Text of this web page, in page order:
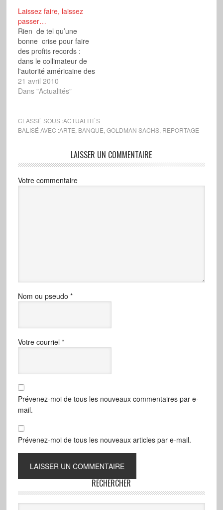
Laissez faire, laissez
passer…
Rien de tel qu’une
bonne crise pour faire
des profits records :
dans le collimateur de
l'autorité américaine des
marchés financiers, la
«Securities & Exchange
banque la plus puissante
du monde, Goldman
des profits records
trimestriels de 3, 46
21 avril 2010
Dans "Actualités"
CLASSÉ SOUS :ACTUALITÉS
BALISÉ AVEC :ARTE BANQUE GOLDMAN SACHS, REPORTAGE
LAISSER UN COMMENTAIRE
Votre commentaire
Nom ou pseudo *
Votre courriel *
Prévenez-moi de tous les nouveaux commentaires par e-
mail.
Prévenez-moi de tous les nouveaux articles par e-mail.
RECHERCHER